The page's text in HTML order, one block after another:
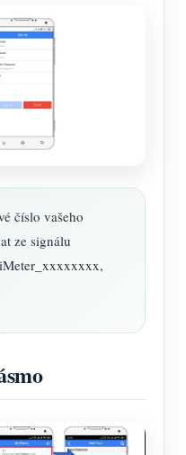
číslo vašeho
ze signálu